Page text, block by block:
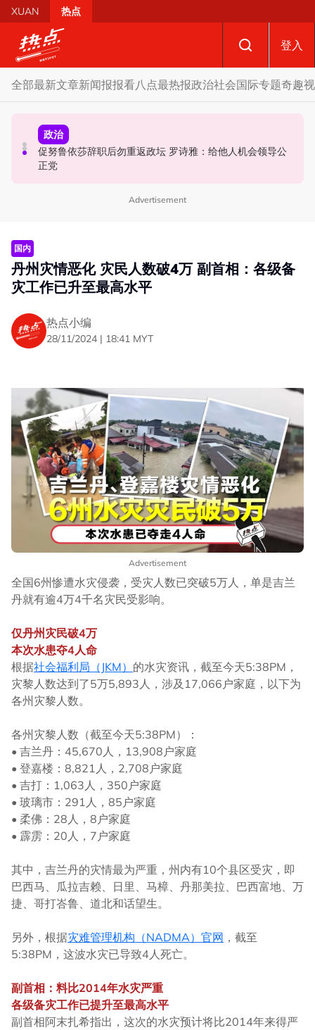
Skip to main content
XUAN 热点
登入
全部最新文章新闻报报看八点最热报政治社会国际专题奇趣
政治
炮轰哈迪不了解章程 阿兹敏：国盟无“自动退盟”规定
政治
促努鲁依莎辞职后勿重返政坛 罗诗雅：给他人机会领导公
正党
国际
泰校园枪击案酿8师生亡 枪手疑遭长期遭霸凌成导火索
Advertisement
国内
丹州灾情恶化 灾民人数破4万 副首相：各级备
灾工作已升至最高水平
热点小编
28/11/2024 | 18:41 MYT
Advertisement
全国6州惨遭水灾侵袭，受灾人数已突破5万人，单是吉兰
丹就有逾4万4千名灾民受影响。
仅丹州灾民破4万
本次水患夺4人命
根据社会福利局（JKM） 的水灾资讯，截至今天5:38PM，
灾黎人数达到了5万5,893人，涉及17,066户家庭，以下为
各州灾黎人数。
各州灾黎人数（截至今天5:38PM）：
• 吉兰丹：45,670人，13,908户家庭
• 登嘉楼：8,821人，2,708户家庭
• 吉打：1,063人，350户家庭
• 玻璃市：291人，85户家庭
• 柔佛：28人，8户家庭
• 霹雳：20人，7户家庭
其中，吉兰丹的灾情最为严重，州内有10个县区受灾，即
巴西马、瓜拉吉赖、日里、马樟、丹那美拉、巴西富地、万
捷、哥打峇鲁、道北和话望生。
另外，根据灾难管理机构（NADMA）官网 ，截至
5:38PM，这波水灾已导致4人死亡。
副首相：料比2014年水灾严重
各级备灾工作已提升至最高水平
副首相阿末扎希指出，这次的水灾预计将比2014年来得严